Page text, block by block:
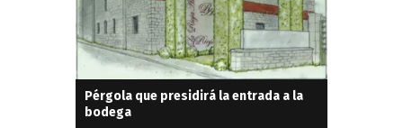
Pérgola que presidirá la entrada a la
bodega